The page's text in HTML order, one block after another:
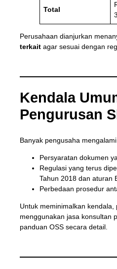
Total
Perusahaan dianjurkan
terkaitagar sesuai dengan
Kendala
Pengurusan
Banyak pengusaha
Persyaratan dokumen
Regulasi yang terus
Tahun 2018 dan aturan
Perbedaan prosedur
Untuk meminimalkan kendala,
menggunakan jasa konsultan
panduan OSS secara detail.